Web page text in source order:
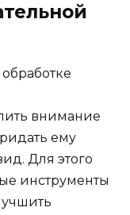
внимание
ему
Для этого
инструменты